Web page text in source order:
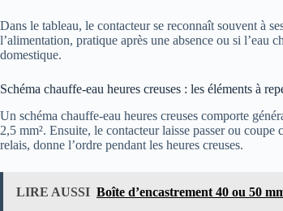
Dans le tableau, le contacteur se reconnaît souvent à
l’alimentation, pratique après une absence ou si l’eau
domestique.
Schéma chauffe-eau heures creuses : les éléments à
Un schéma chauffe-eau heures creuses comporte
2,5 mm². Ensuite, le contacteur laisse passer ou
relais, donne l’ordre pendant les heures creuses.
LIRE AUSSI Boîte d’encastrement 40 ou 50